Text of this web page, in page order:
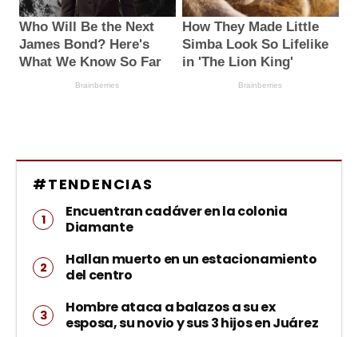
#TENDENCIAS
Encuentran cadáver en la colonia
Diamante
Hallan muerto en un estacionamiento
del centro
Hombre ataca a balazos a su ex
esposa, su novio y sus 3 hijos en Juárez